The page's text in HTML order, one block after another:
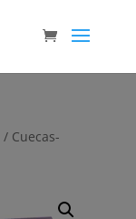
/ Cuecas-